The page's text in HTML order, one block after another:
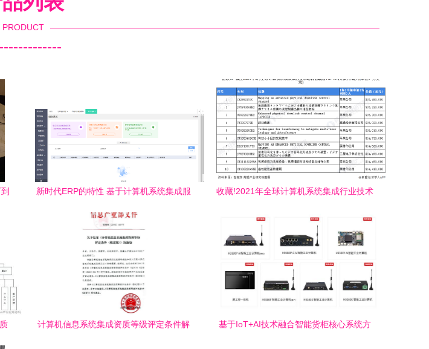
PRODUCT
新时代ERP的特性 基于计算机系统集成服
收藏!2021年全球计算机系统集成行业技术
计算机信息系统集成资质等级评定条件解
基于IoT+AI技术融合智能货柜核心系统方